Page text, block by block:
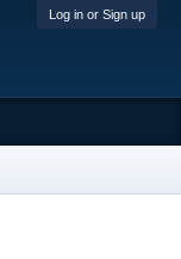
Log in or Sign up